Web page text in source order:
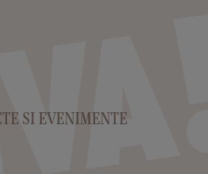
SI EVENIMENTE